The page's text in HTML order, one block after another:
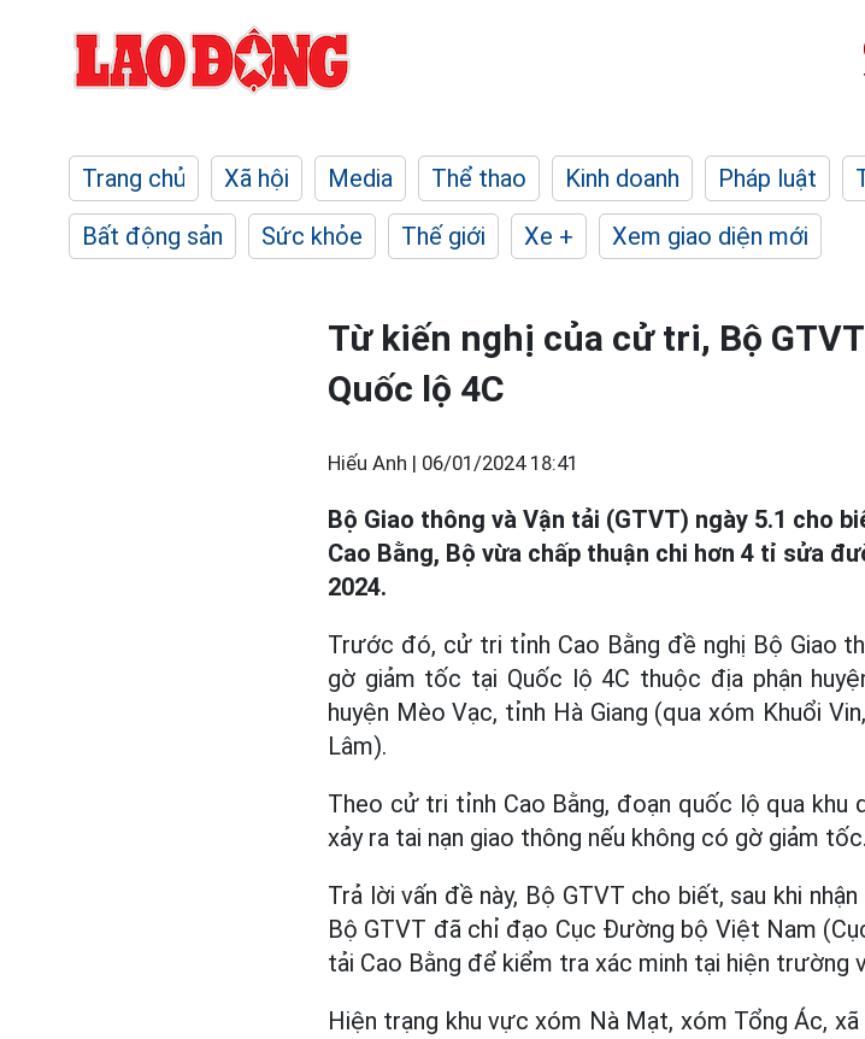
Trang chủ Xã hội Media Thể thao Kinh doanh Pháp luật
Bất động sản
Sức khỏe Thế giới Xe + Xem giao diện mới
Từ kiến nghị của cử tri, Bộ
Quốc lộ 4C
Hiếu Anh | 06/01/2024 18:41
Bộ Giao thông và Vận tải (GTVT) ngày 5.1 cho
Cao Bằng, Bộ vừa chấp thuận chi hơn 4 tỉ sửa
2024.
Trước đó, cử tri tỉnh Cao Bằng đề nghị Bộ Giao
gờ giảm tốc tại Quốc lộ 4C thuộc địa phận
huyện Mèo Vạc, tỉnh Hà Giang (qua xóm Khuổi
Lâm).
Theo cử tri tỉnh Cao Bằng, đoạn quốc lộ qua khu
xảy ra tai nạn giao thông nếu không có gờ giảm tốc.
Trả lời vấn đề này, Bộ GTVT cho biết, sau khi
Bộ GTVT đã chỉ đạo Cục Đường bộ Việt Nam
tải Cao Bằng để kiểm tra xác minh tại hiện trường
Hiện trạng khu vực xóm Nà Mạt, xóm Tổng Ác,